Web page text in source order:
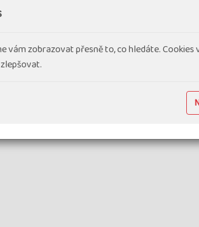
"Ostrov
zámořský
regionu EU),
využíváno…
vám zobrazovat přesně to, co hledáte.